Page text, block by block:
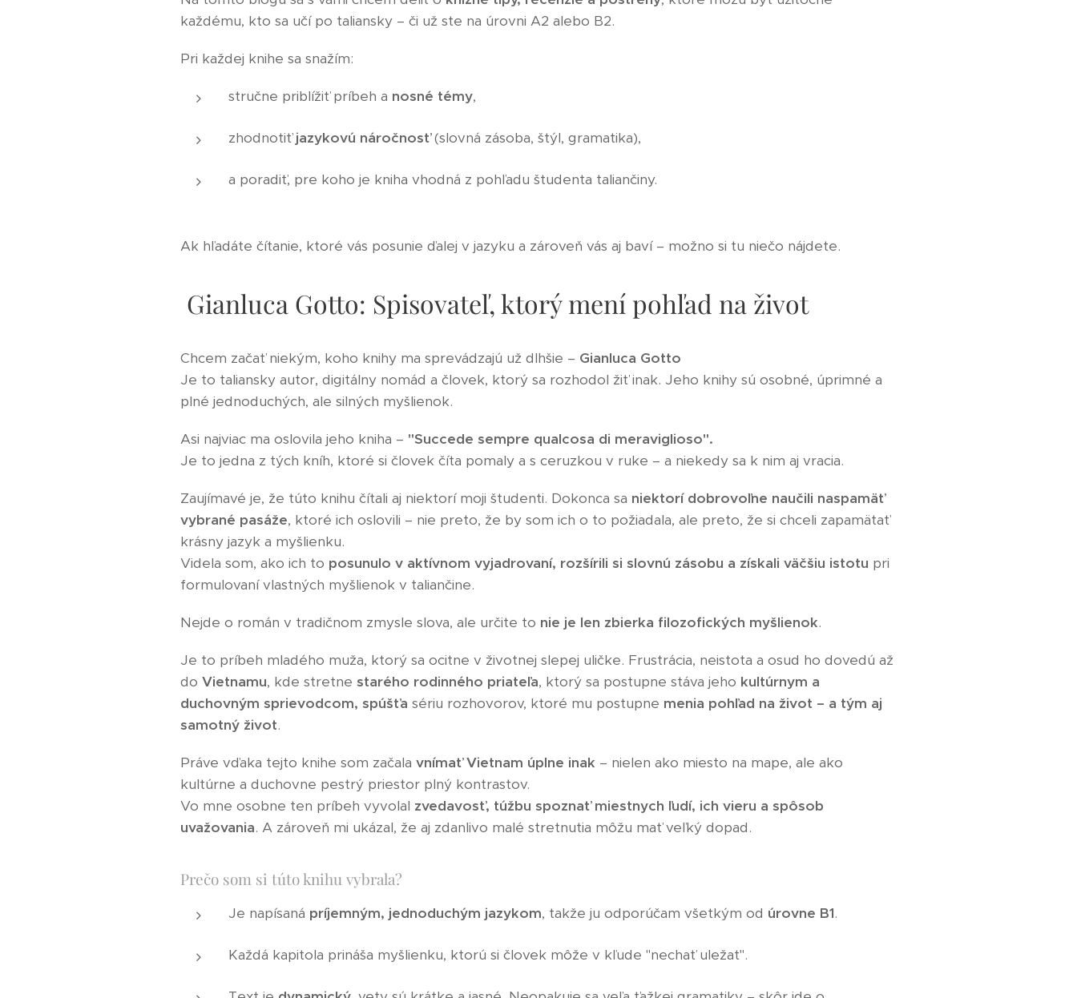
každému, kto sa učí po taliansky – či už ste na úrovni A2 alebo B2.
Pri každej knihe sa snažím:
stručne priblížiť príbeh a nosné témy,
zhodnotiťjazykovú náročnosť(slovná zásoba, štýl, gramatika),
a poradiť, pre koho je kniha vhodná z pohľadu študenta taliančiny.
Ak hľadáte čítanie, ktoré vás posunie ďalej v jazyku a zároveň vás aj baví – možno si tu niečo nájdete.
Gianluca Gotto: Spisovateľ, ktorý mení pohľad na život
Chcem začať niekým, koho knihy ma sprevádzajú už dlhšie – Gianluca Gotto
Je to taliansky autor, digitálny nomád a človek, ktorý sa rozhodol žiť inak. Jeho knihy sú osobné, úprimné a
plné jednoduchých, ale silných myšlienok.
Asi najviac ma oslovila jeho kniha – "Succede sempre qualcosa di meraviglioso".
Je to jedna z tých kníh, ktoré si človek číta pomaly a s ceruzkou v ruke – a niekedy sa k nim aj vracia.
Zaujímavé je, že túto knihu čítali aj niektorí moji študenti. Dokonca sa niektorí dobrovoľne naučili naspamäť
vybrané pasáže, ktoré ich oslovili – nie preto, že by som ich o to požiadala, ale preto, že si chceli zapamätať
krásny jazyk a myšlienku.
Videla som, ako ich to posunulo v aktívnom vyjadrovaní, rozšírili si slovnú zásobu a získali väčšiu istotu pri
formulovaní vlastných myšlienok v taliančine.
Nejde o román v tradičnom zmysle slova, ale určite to nie je len zbierka filozofických myšlienok.
Je to príbeh mladého muža, ktorý sa ocitne v životnej slepej uličke. Frustrácia, neistota a osud ho dovedú až
do Vietnamu, kde stretne starého rodinného priateľa, ktorý sa postupne stáva jeho kultúrnym a
duchovným sprievodcom, spúšťa sériu rozhovorov, ktoré mu postupne menia pohľad na život – a tým aj
samotný život.
Práve vďaka tejto knihe som začala vnímať Vietnam úplne inak – nielen ako miesto na mape, ale ako
kultúrne a duchovne pestrý priestor plný kontrastov.
Vo mne osobne ten príbeh vyvolal zvedavosť, túžbu spoznať miestnych ľudí, ich vieru a spôsob
uvažovania. A zároveň mi ukázal, že aj zdanlivo malé stretnutia môžu mať veľký dopad.
Prečo som si túto knihu vybrala?
Je napísaná príjemným, jednoduchým jazykom, takže ju odporúčam všetkým od úrovne B1.
Každá kapitola prináša myšlienku, ktorú si človek môže v kľude "nechať uležať".